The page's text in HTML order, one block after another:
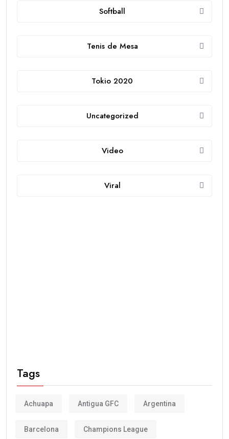
Softball
Tenis de Mesa
Tokio 2020
Uncategorized
Video
Viral
Tags
Achuapa Antigua GFC Argentina
Barcelona Champions League